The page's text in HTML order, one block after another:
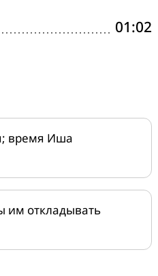
01:02
время Иша
им откладывать